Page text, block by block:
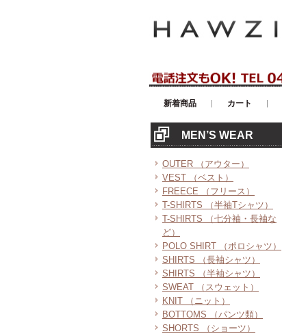
新着商品 カート
MEN’S WEAR
OUTER （アウター）
VEST （ベスト）
FREECE （フリース）
T-SHIRTS （半袖Tシャツ）
T-SHIRTS （七分袖・長袖な
ど）
POLO SHIRT （ポロシャツ）
SHIRTS （長袖シャツ）
SHIRTS （半袖シャツ）
SWEAT （スウェット）
KNIT （ニット）
BOTTOMS （パンツ類）
SHORTS （ショーツ）